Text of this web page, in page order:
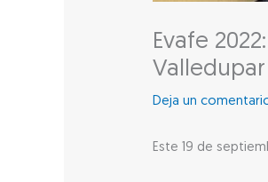
Evafe
Valledupar
Deja un
Este 19 de